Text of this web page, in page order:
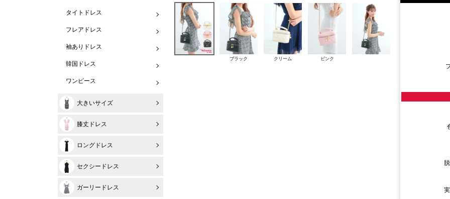
タイトドレス
フレアドレス
袖ありドレス
韓国ドレス
ワンピース
大きいサイズ
膝丈ドレス
ロングドレス
セクシードレス
ガーリードレス
ブラック クリーム ピンク